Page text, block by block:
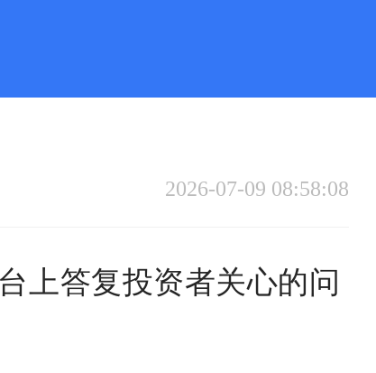
2026-07-09 08:58:08
上答复投资者关心的问